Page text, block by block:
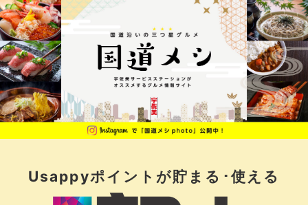
Usappyポイントが貯まる･使える